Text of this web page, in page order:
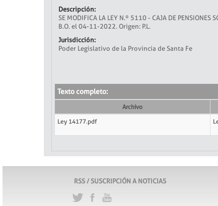
Descripción:
SE MODIFICA LA LEY N.º 5110 - CAJA DE
B.O. el 04-11-2022. Origen: P.L.
Jurisdicción:
Poder Legislativo de la Provincia de Santa Fe
Texto completo:
Archivo
Ley 14177.pdf
RSS / SUSCRIPCIÓN A NOTICIAS